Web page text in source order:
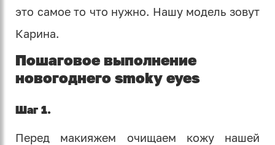
это самое то что нужно. Нашу модель зовут
Карина.
Пошаговое выполнение
новогоднего smoky eyes
Шаг 1.
Перед макияжем очищаем кожу нашей